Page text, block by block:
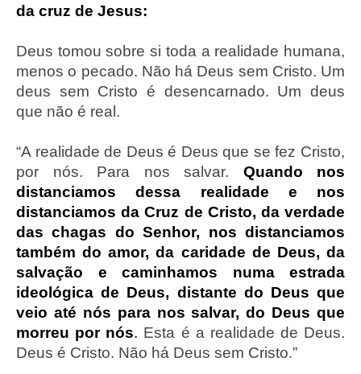
da cruz de Jesus:
Deus tomou sobre si toda a realidade humana,
menos o pecado. Não há Deus sem Cristo. Um
deus sem Cristo é desencarnado. Um deus
que não é real.
“A realidade de Deus é Deus que se fez Cristo,
por nós. Para nos salvar.
Quando nos
distanciamos dessa realidade e nos
distanciamos da Cruz de Cristo, da verdade
das chagas do Senhor, nos distanciamos
também do amor, da caridade de Deus, da
salvação e caminhamos numa estrada
ideológica de Deus, distante do Deus que
veio até nós para nos salvar, do Deus que
morreu por nós. Esta é a realidade de Deus.
Deus é Cristo. Não há Deus sem Cristo.”